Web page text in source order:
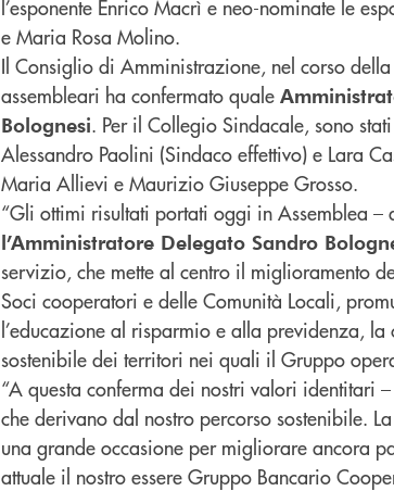
l’esponente Enrico Macrì e neo-nominate le
e Maria Rosa Molino.
Il Consiglio di Amministrazione, nel corso
assembleari ha confermato quale
Bolognesi. Per il Collegio Sindacale, sono
Alessandro Paolini (Sindaco effettivo) e Lara
Maria Allievi e Maurizio Giuseppe Grosso.
“Gli ottimi risultati portati oggi in Assemblea –
l’Amministratore Delegato Sandro
servizio, che mette al centro il miglioramento
Soci cooperatori e delle Comunità Locali,
l’educazione al risparmio e alla previdenza,
sostenibile dei territori nei quali il Gruppo
“A questa conferma dei nostri valori identitari
che derivano dal nostro percorso sostenibile.
una grande occasione per migliorare ancora
attuale il nostro essere Gruppo Bancario